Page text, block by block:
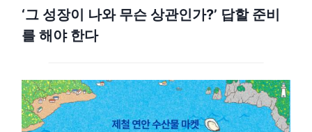
‘그 성장이 나와 무슨 상관인가?’ 답할 준비
를 해야 한다